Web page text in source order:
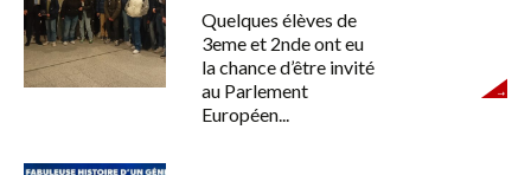
Quelques élèves de
3eme et 2nde ont eu
la chance d’être invité
au Parlement
Européen...